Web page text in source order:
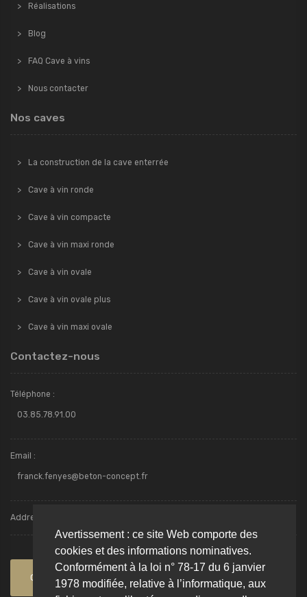
Avertissement : ce site Web comporte des
cookies et des informations nominatives.
Conformément à la loi n° 78-17 du 6 janvier
1978 modifiée, relative à l’informatique, aux
Réalisations
Blog
FAQ Cave à vins
Nous contacter
Nos caves
La construction de la cave enterrée
Cave à vin ronde
Cave à vin compacte
Cave à vin maxi ronde
Cave à vin ovale
Cave à vin ovale plus
Cave à vin maxi ovale
Contactez-nous
Téléphone :
03.85.78.91.00
Email :
franck.fenyes@beton-concept.fr
Addresse : Avenue des Ferrancins - ZI Torcy - 71210, TORCY
Contactez-nous